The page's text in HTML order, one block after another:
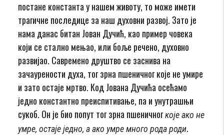
постане константа у нашем животу, то може имети
трагичне последице за наш духовни развој. Зато је
нама данас битан Јован Дучић, као пример човека
који се стално мењао, или боље речено, духовно
развијао. Савремено друштво се заснива на
зачаурености духа, тог зрна пшеничног које не умире
и зато остаје мртво. Код Јована Дучића осећамо
једно константно преиспитивање, па и унутрашњи
сукоб. Он је био попут тог зрна пшеничногкоје ако не
умре, остајеједно, а ако умре много рода роди.